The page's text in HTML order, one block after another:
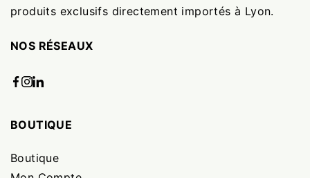
produits exclusifs directement importés à Lyon.
NOS RÉSEAUX
BOUTIQUE
Boutique